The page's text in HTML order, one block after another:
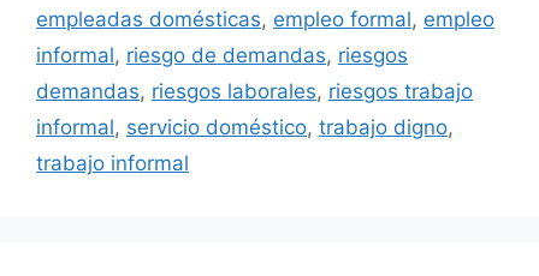
empleadas domésticas, empleo formal, empleo
informal, riesgo de demandas, riesgos
demandas, riesgos laborales, riesgos trabajo
informal, servicio doméstico, trabajo digno,
trabajo informal